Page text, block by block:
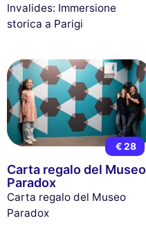
Invalides: Immersione
storica a Parigi
€ 28
Carta regalo del Museo
Paradox
Carta regalo del Museo
Paradox